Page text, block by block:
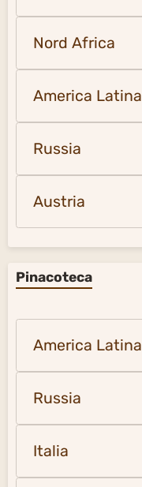
Nord Africa
America Latina
Russia
Austria
Pinacoteca
America Latina
Russia
Italia